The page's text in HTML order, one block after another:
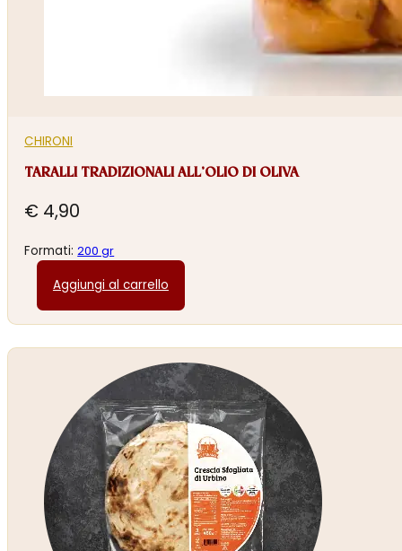
CHIRONI
TARALLI TRADIZIONALI ALL’OLIO DI OLIVA
€ 4,90
Formati:200 gr
Aggiungi al carrello